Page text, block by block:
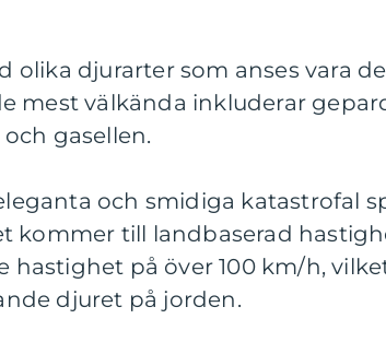
olika djurarter som anses vara
mest välkända inkluderar
gasellen.
och smidiga katastrofal
kommer till landbaserad
hastighet på över 100 km/h,
djuret på jorden.